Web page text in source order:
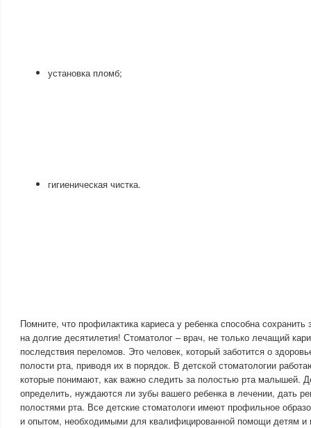
установка пломб;
гигиеническая чистка.
Помните, что профилактика кариеса у ребенка способна сохранить
на долгие десятилетия! Стоматолог – врач, не только лечащий
последствия переломов. Это человек, который заботится о
полости рта, приводя их в порядок. В детской стоматологии
которые понимают, как важно следить за полостью рта малышей.
определить, нуждаются ли зубы вашего ребенка в лечении, дать
полостями рта. Все детские стоматологи имеют профильное
и опытом, необходимыми для квалифицированной помощи детям и